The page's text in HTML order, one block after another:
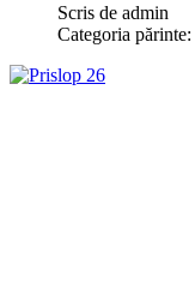
Scris de admin
Categoria părinte: